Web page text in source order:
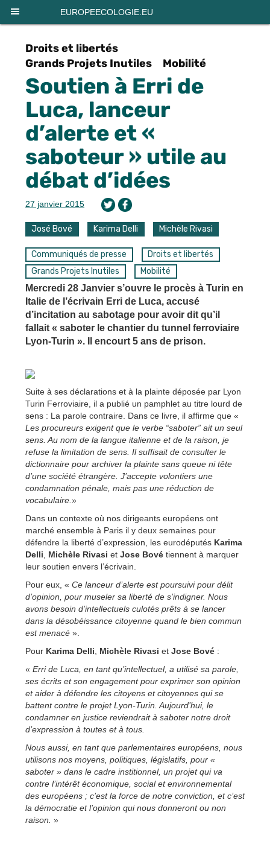
EUROPEECOLOGIE.EU
Droits et libertés
Grands Projets Inutiles
Mobilité
Soutien à Erri de
Luca, lanceur
d’alerte et «
saboteur » utile au
débat d’idées
27 janvier 2015
José Bové Karima Delli Michèle Rivasi
Communiqués de presse
Droits et libertés
Grands Projets Inutiles
Mobilité
Mercredi 28 Janvier s’ouvre le procès à Turin en
Italie de l’écrivain Erri de Luca, accusé
d’incitation au sabotage pour avoir dit qu’il
fallait « saboter le chantier du tunnel ferroviaire
Lyon-Turin ». Il encourt 5 ans de prison.
Suite à ses déclarations et à la plainte déposée par Lyon
Turin Ferroviaire, il a publié un pamphlet au titre lourd de
sens : La parole contraire. Dans ce livre, il affirme que «
Les procureurs exigent que le verbe “saboter” ait un seul
sens. Au nom de la langue italienne et de la raison, je
refuse la limitation de sens. Il suffisait de consulter le
dictionnaire pour archiver la plainte sans queue ni tête
d’une société étrangère. J’accepte volontiers une
condamnation pénale, mais pas une réduction de
vocabulaire. »
Dans un contexte où nos dirigeants européens ont
marché ensemble à Paris il y deux semaines pour
défendre la liberté d’expression, les eurodéputés Karima
Delli
Michèle Rivasi et Jose Bové tiennent à marquer
leur soutien envers l’écrivain.
Pour eux, « Ce lanceur d’alerte est poursuivi pour délit
d’opinion, pour museler sa liberté de s’indigner. Nous
avons besoin d’intellectuels culotés prêts à se lancer
dans la désobéissance citoyenne quand le bien commun
est menacé ».
Pour Karima Delli Michèle Rivasi et Jose Bové :
« Erri de Luca, en tant qu’intellectuel, a utilisé sa parole,
ses écrits et son engagement pour exprimer son opinion
et aider à défendre les citoyens et citoyennes qui se
battent contre le projet Lyon-Turin. Aujourd’hui, le
condamner en justice reviendrait à saboter notre droit
d’expression à toutes et à tous.
Nous aussi, en tant que parlementaires européens, nous
utilisons nos moyens, politiques, législatifs, pour «
saboter » dans le cadre institionnel, un projet qui va
contre l’intérêt économique, social et environnemental
des européens ; c’est la force de notre conviction, et c’est
la démocratie et l’opinion qui nous donneront ou non
raison. »